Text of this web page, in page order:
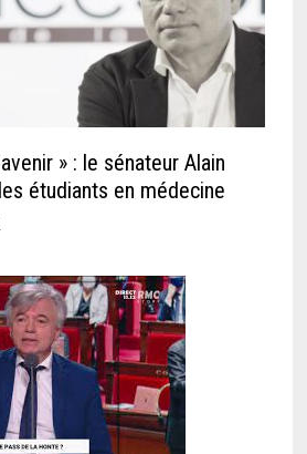
» : le sénateur Alain
étudiants en médecine